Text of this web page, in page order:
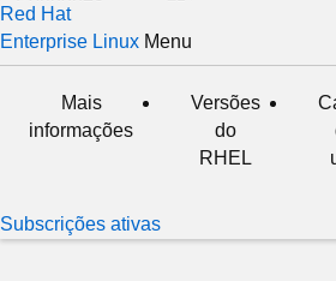
idioma
Red Hat
Enterprise Linux Menu
Mais
informações
Versões
do
RHEL
Subscrições ativas